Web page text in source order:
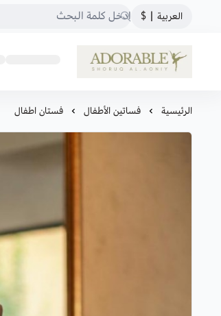
العربية |
$
ADORABLE
الرئيسية فساتين الأطفال فستان اطفال